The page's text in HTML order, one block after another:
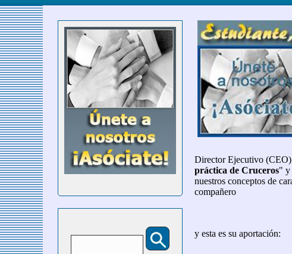
Director Ejecutivo (CEO)
práctica de Cruceros" y
nuestros conceptos de
compañero
y esta es su aportación:
Formulario de búsqueda